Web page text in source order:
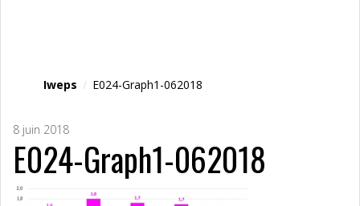
Iweps / E024-Graph1-062018
8 juin 2018
E024-Graph1-062018